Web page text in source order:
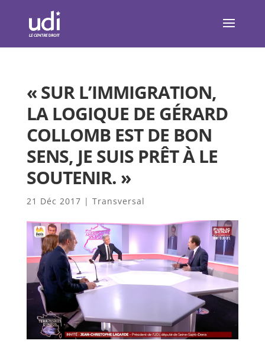
« SUR L’IMMIGRATION,
LA LOGIQUE DE GÉRARD
COLLOMB EST DE BON
SENS, JE SUIS PRÊT À LE
SOUTENIR. »
21 Déc 2017 | Transversal